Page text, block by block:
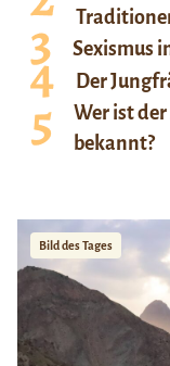
Sexismus
Der
Wer ist
bekannt?
Bild des Tages